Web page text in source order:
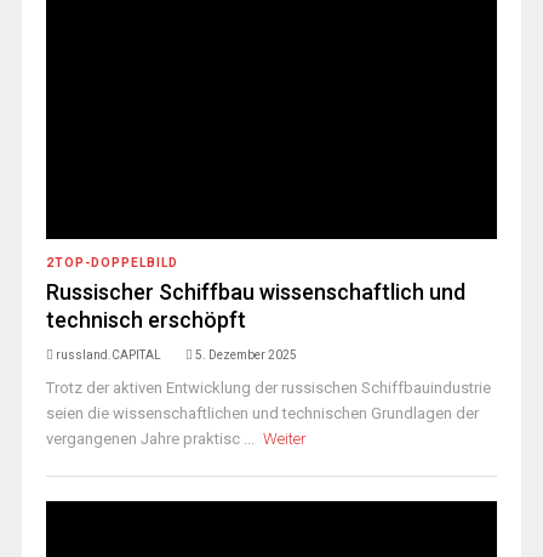
2TOP-DOPPELBILD
Russischer Schiffbau wissenschaftlich und
technisch erschöpft
russland.CAPITAL 5. Dezember 2025
Trotz der aktiven Entwicklung der russischen Schiffbauindustrie
seien die wissenschaftlichen und technischen Grundlagen der
vergangenen Jahre praktisc ... Weiter